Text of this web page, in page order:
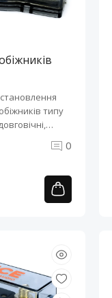
типу
0